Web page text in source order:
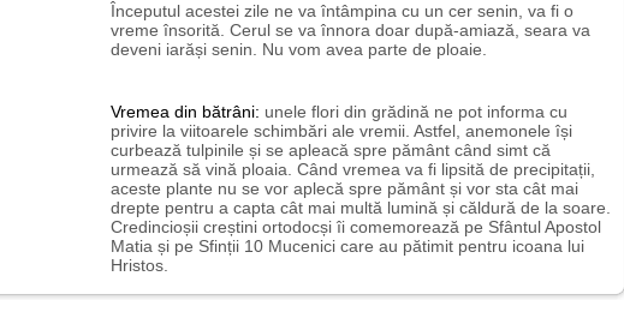
Începutul acestei zile ne va întâmpina cu un cer senin, va fi o
vreme însorită. Cerul se va înnora doar după-amiază, seara va
deveni iarăși senin. Nu vom avea parte de ploaie.
Vremea din bătrâni: unele flori din grădină ne pot informa cu
privire la viitoarele schimbări ale vremii. Astfel, anemonele își
curbează tulpinile și se apleacă spre pământ când simt că
urmează să vină ploaia. Când vremea va fi lipsită de precipitații,
aceste plante nu se vor aplecă spre pământ și vor sta cât mai
drepte pentru a capta cât mai multă lumină și căldură de la soare.
Credincioșii creștini ortodocși îi comemorează pe Sfântul Apostol
Matia și pe Sfinții 10 Mucenici care au pătimit pentru icoana lui
Hristos.